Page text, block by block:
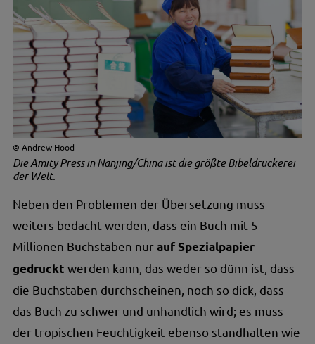
Andrew Hood
Die Amity Press in Nanjing/China ist die größte Bibeldruckerei
der Welt.
Neben den Problemen der Übersetzung muss
weiters bedacht werden, dass ein Buch mit 5
Millionen Buchstaben nurauf Spezialpapier
gedruckt werden kann, das weder so dünn ist, dass
die Buchstaben durchscheinen, noch so dick, dass
das Buch zu schwer und unhandlich wird; es muss
der tropischen Feuchtigkeit ebenso standhalten wie